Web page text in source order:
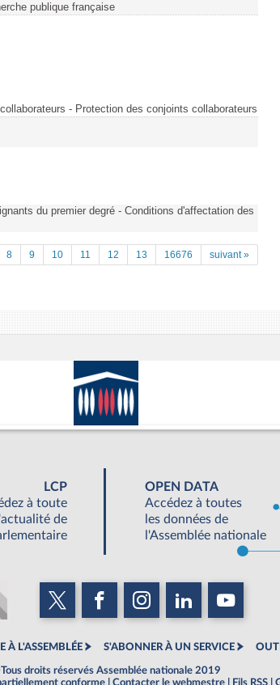
publique française
- Protection des conjoints collaborateurs
du premier degré - Conditions d'affectation des
8 9 10 11 12 13 16676 suivant »
LCP
à toute
l'actualité de
OPEN DATA
Accédez à toutes
les données de
l'Assemblée nationale
À L'ASSEMBLÉE S'ABONNER À UN SERVICE
droits réservés Assemblée nationale 2019
conforme Contacter le webmestre Fils RSS